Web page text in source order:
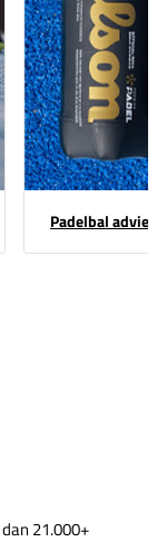
Padelbal advies
21.000+